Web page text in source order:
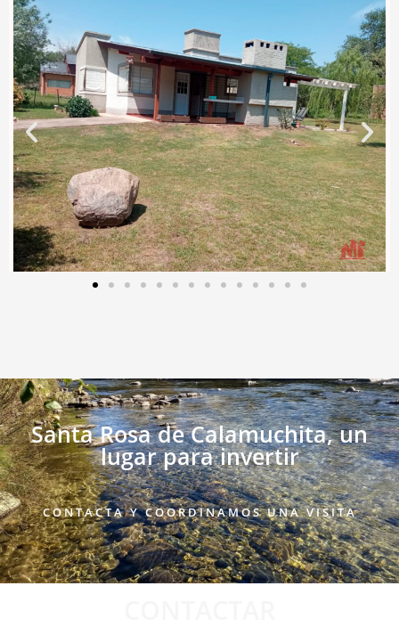
Santa Rosa de Calamuchita, un
lugar para invertir
CONTACTA Y COORDINAMOS UNA VISITA